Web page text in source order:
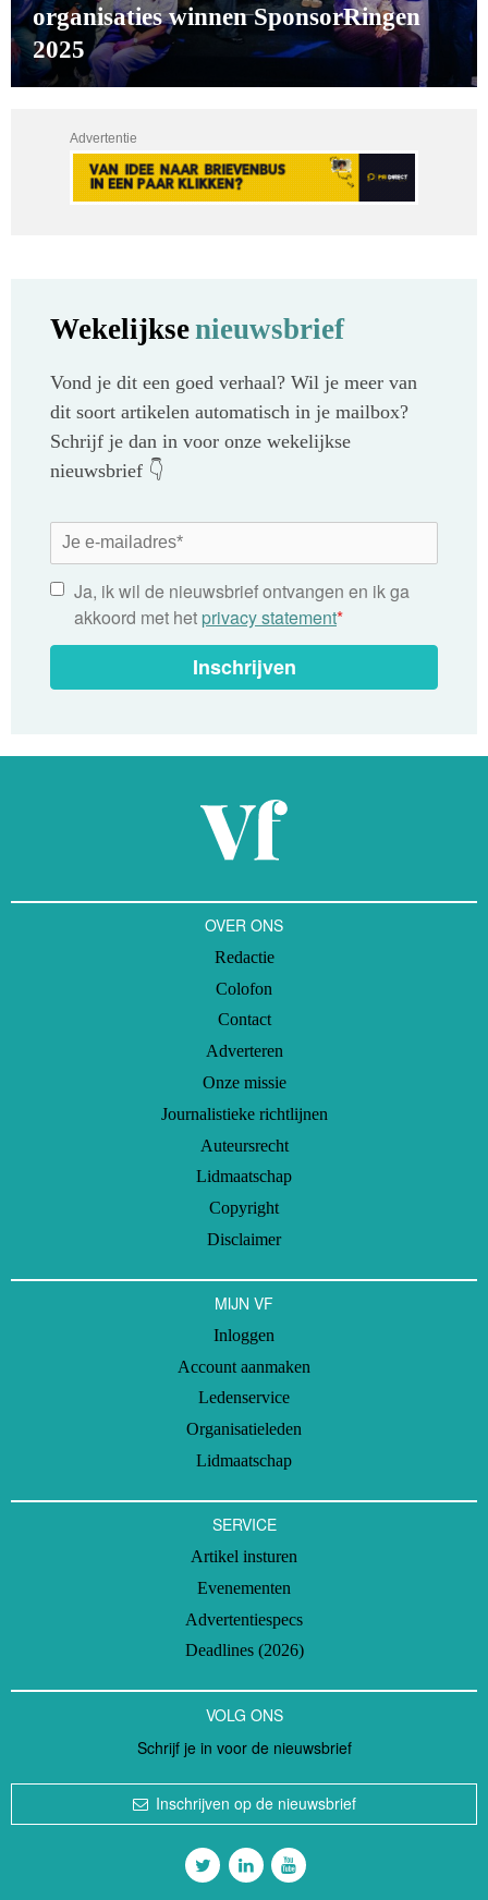
organisaties winnen SponsorRingen
2025
Advertentie
Wekelijksenieuwsbrief
Vond je dit een goed verhaal? Wil je meer van
dit soort artikelen automatisch in je mailbox?
Schrijf je dan in voor onze wekelijkse
nieuwsbrief 👇
Ja, ik wil de nieuwsbrief ontvangen en ik ga
akkoord met het privacy statement*
Inschrijven
OVER ONS
Redactie
Colofon
Contact
Adverteren
Onze missie
Journalistieke richtlijnen
Auteursrecht
Lidmaatschap
Copyright
Disclaimer
MIJN VF
Inloggen
Account aanmaken
Ledenservice
Organisatieleden
Lidmaatschap
SERVICE
Artikel insturen
Evenementen
Advertentiespecs
Deadlines (2026)
VOLG ONS
Schrijf je in voor de nieuwsbrief
Inschrijven op de nieuwsbrief